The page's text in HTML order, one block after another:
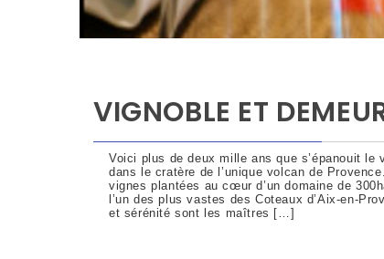
VIGNOBLE ET
Voici plus de deux mille ans que s’épanouit le
dans le cratère de l’unique volcan de
vignes plantées au cœur d’un domaine de
l’un des plus vastes des Coteaux d’Aix-en-
et sérénité sont les maîtres […]